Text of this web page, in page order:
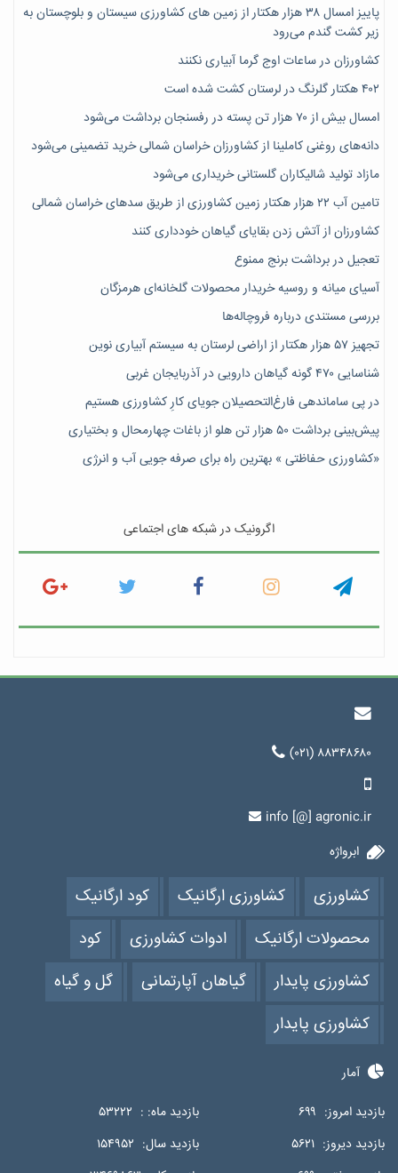
پاییز امسال ۳۸ هزار هکتار از زمین های کشاورزی سیستان و بلوچستان به
زیر کشت گندم می‌رود
کشاورزان در ساعات اوج گرما آبیاری نکنند
۴۰۲ هکتار گلرنگ در لرستان کشت شده است
امسال بیش از ۷۰ هزار تن پسته در رفسنجان برداشت می‌شود
دانه‌های روغنی کاملینا از کشاورزان خراسان شمالی خرید تضمینی می‌شود
مازاد تولید شالیکاران گلستانی خریداری می‌شود
تامین آب ۲۲ هزار هکتار زمین کشاورزی از طریق سدهای خراسان شمالی
کشاورزان از آتش زدن بقایای گیاهان خودداری کنند
تعجیل در برداشت برنج ممنوع
آسیای میانه و روسیه خریدار محصولات گلخانه‌ای هرمزگان
بررسی مستندی درباره فروچاله‌ها
تجهیز ۵۷ هزار هکتار از اراضی لرستان به سیستم آبیاری نوین
شناسایی ۴۷٠ گونه گیاهان دارویی در آذربایجان غربی
در پی ساماندهی فارغ‌التحصیلان جویای کارِ کشاورزی هستیم
پیش‎‌بینی برداشت ۵۰ هزار تن هلو از باغات چهارمحال و بختیاری
«کشاورزی حفاظتی » بهترین راه برای صرفه جویی آب و انرژی
اگرونیک در شبکه های اجتماعی
(۰۲۱) ۸۸۳۴۸۶۸۰
info [@] agronic.ir
ابرواژه
کشاورزی کشاورزی ارگانیک
کود ارگانیک
محصولات ارگانیک
ادوات کشاورزی
کود
کشاورزی پایدار
گیاهان آپارتمانی
گل و گیاه
کشاورزی پایدار
آمار
بازدید امروز: ۶۹۹ بازدید ماه: : ۵۳۲۲۲
بازدید دیروز: ۵۶۲۱ بازدید سال: ۱۵۴۹۵۲